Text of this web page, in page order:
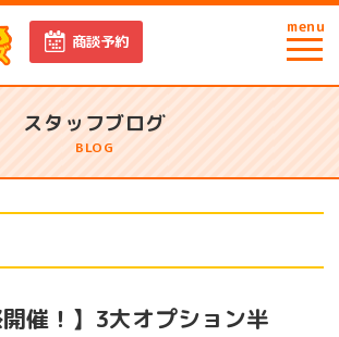
商談予約
menu
スタッフブログ
BLOG
開催！】3大オプション半